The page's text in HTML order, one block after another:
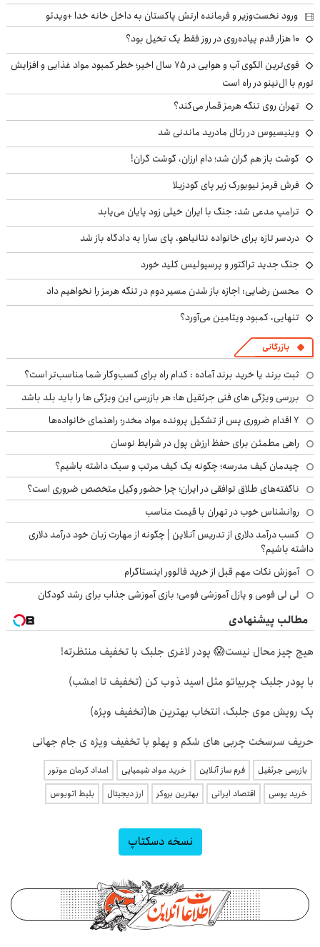
ورود نخست‌وزیر و فرمانده ارتش پاکستان به داخل خانه خدا +ویدئو
۱۰ هزار قدم پیاده‌روی در روز فقط یک تخیل بود؟
قوی‌ترین الگوی آب و هوایی در ۷۵ سال اخیر؛ خطر کمبود مواد غذایی و افزایش
تورم با ال‌نینو در راه است
تهران روی تنگه هرمز قمار می‌کند؟
وینیسیوس در رئال مادرید ماندنی شد
گوشت باز هم گران شد؛ دام ارزان، گوشت گران!
فرش قرمز نیویورک زیر پای گودزیلا
ترامپ مدعی شد: جنگ با ایران خیلی زود پایان می‌یابد
دردسر تازه برای خانواده نتانیاهو، پای سارا به دادگاه باز شد
جنگ جدید تراکتور و پرسپولیس کلید خورد
محسن رضایی: اجازه باز شدن مسیر دوم در تنگه هرمز را نخواهیم داد
تنهایی، کمبود ویتامین می‌آورد؟
بازرگانی
ثبت برند یا خرید برند آماده : کدام راه برای کسب‌وکار شما مناسب‌تر است؟
بررسی ویژگی های فنی جرثقیل ها: هر بازرسی این ویژگی ها را باید بلد باشد
۷ اقدام ضروری پس از تشکیل پرونده مواد مخدر؛ راهنمای خانواده‌ها
راهی مطمئن برای حفظ ارزش پول در شرایط نوسان
چیدمان کیف مدرسه؛ چگونه یک کیف مرتب و سبک داشته باشیم؟
ناگفته‌های طلاق توافقی در ایران؛ چرا حضور وکیل متخصص ضروری است؟
روانشناس خوب در تهران با قیمت مناسب
کسب درآمد دلاری از تدریس آنلاین | چگونه از مهارت زبان خود درآمد دلاری
داشته باشیم؟
آموزش نکات مهم قبل از خرید فالوور اینستاگرام
لی لی فومی و پازل آموزشی فومی؛ بازی آموزشی جذاب برای رشد کودکان
مطالب پیشنهادی
هیچ چیز محال نیست😱 پودر لاغری جلبک با تخفیف منتظرته!
با پودر جلبک چربیاتو مثل اسید ذوب کن (تخفیف تا امشب)
پک رویش موی جلبک، انتخاب بهترین ها(تخفیف ویژه)
حریف سرسخت چربی های شکم و پهلو با تخفیف ویژه ی جام جهانی
بازرسی جرثقیل فرم ساز آنلاین خرید مواد شیمیایی
امداد کرمان موتور
خرید یوسی
اقتصاد ایرانی بهترین بروکر ارز دیجیتال بلیط اتوبوس
نسخه دسکتاپ